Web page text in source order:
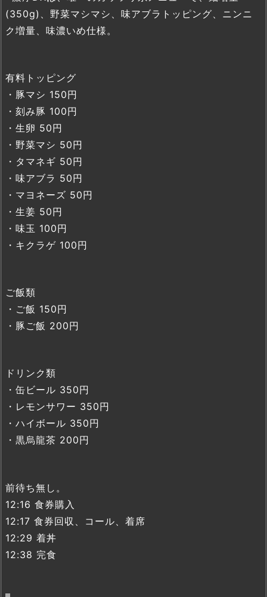
(350g)、野菜マシマシ、味アブラトッピング、ニンニ
ク増量、味濃いめ仕様。
有料トッピング
・豚マシ 150円
・刻み豚 100円
・生卵 50円
・野菜マシ 50円
・タマネギ 50円
・味アブラ 50円
・マヨネーズ 50円
・生姜 50円
・味玉 100円
・キクラゲ 100円
ご飯類
・ご飯 150円
・豚ご飯 200円
ドリンク類
・缶ビール 350円
・レモンサワー 350円
・ハイボール 350円
・黒烏龍茶 200円
前待ち無し。
12:16 食券購入
12:17 食券回収、コール、着席
12:29 着丼
12:38 完食